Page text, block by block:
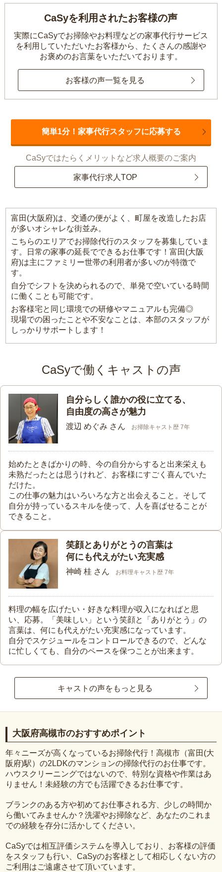
CaSyを利用されたお客様の声
実際にCaSyでお掃除やお料理などの家事代行サービス
を利用していただいたお客様から、 たくさんの感謝や
お褒めのお言葉をいただいております。
お客様の声一覧を見る
簡単1分！家事代行スタッフに応募する
CaSyではたらくメリットなど求人概要のご案内
家事代行求人TOP
富田(大阪府)は、交通の便がよく、町屋を改造したお店
が多いオシャレな街並み。
こちらのエリアでお掃除代行のスタッフを募集していま
す。日常の家事の延長でできるお仕事です！富田(大阪
府)は主にファミリー世帯の利用者が多いのが特徴で
す。
自分でシフトを決められるので、単発で空いている時間
に働くことも可能です。
お客様宅と同じ環境での研修やマニュアルも完備◎
現場での困ったことや不安なことは、本部のスタッフが
しっかりサポートします！
CaSyで働くキャストの声
自分らしく誰かの役に立てる、
自由度の高さが魅力
渡辺 めぐみ さん お掃除キャスト歴 7年
始めたときばかりの時、今の自分からすると出来栄えも
未熟だったとは思うけれど、お客様にすごく喜んでいた
だけた。
この仕事の魅力はいろいろな方と出会えること。そして
自分が持っているスキルを使って、人を喜ばせることが
できること。
笑顔とありがとうの言葉は
何にも代えがたい充実感
神崎 桂 さん お料理キャスト歴 7年
料理の幅を広げたい・好きな料理が収入になればと思
い、応募。「美味しい」という笑顔と「ありがとう」の
言葉は、何にも代えがたい充実感になっています。
自分でスケジュールをコントロールできるので、どんな
に忙しくても、自分のペースを保つことが出来ます。
キャストの声をもっと見る
大阪府高槻市のおすすめポイント
年々ニーズが高くなっているお掃除代行！高槻市（富田(大
阪府)駅）の2LDKのマンションの掃除代行のお仕事です。
ハウスクリーニングではないので、特別な資格や作業はあ
りません！未経験の方でも活躍できるお仕事です。
ブランクのある方や初めてお仕事される方、少しの時間か
ら働いてみませんか？洗濯やお掃除など、あなたのこれま
での経験を存分に活かしてください。
CaSyでは相互評価システムを導入しており、お客様の評価
をスタッフも行い、CaSyのお客様として相応しくない方の
ご利用はご遠慮させて頂いています。